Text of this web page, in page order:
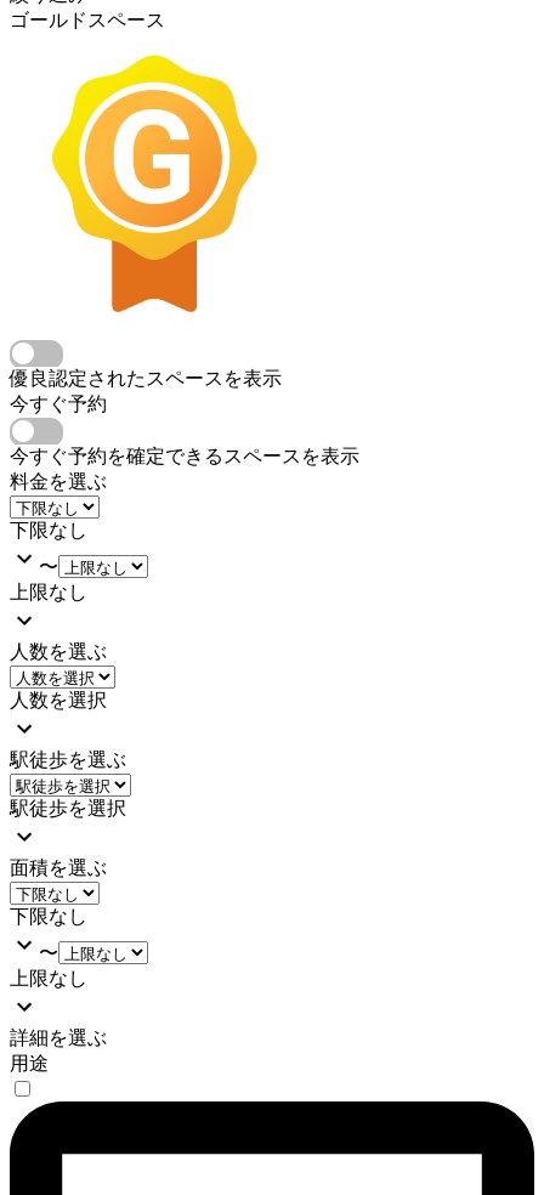
ゴールドスペース
優良認定されたスペースを表示
今すぐ予約
今すぐ予約を確定できるスペースを表示
料金を選ぶ
下限なし
〜
上限なし
人数を選ぶ
人数を選択
駅徒歩を選ぶ
駅徒歩を選択
面積を選ぶ
下限なし
〜
上限なし
詳細を選ぶ
用途